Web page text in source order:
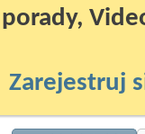
porady,
Zarejestruj